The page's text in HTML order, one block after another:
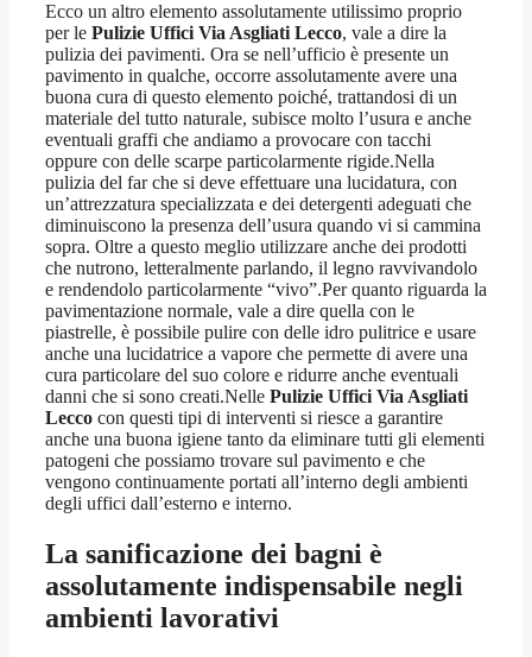
Ecco un altro elemento assolutamente utilissimo proprio
per le Pulizie Uffici Via Asgliati Lecco, vale a dire la
pulizia dei pavimenti. Ora se nell’ufficio è presente un
pavimento in qualche, occorre assolutamente avere una
buona cura di questo elemento poiché, trattandosi di un
materiale del tutto naturale, subisce molto l’usura e anche
eventuali graffi che andiamo a provocare con tacchi
oppure con delle scarpe particolarmente rigide.Nella
pulizia del far che si deve effettuare una lucidatura, con
un’attrezzatura specializzata e dei detergenti adeguati che
diminuiscono la presenza dell’usura quando vi si cammina
sopra. Oltre a questo meglio utilizzare anche dei prodotti
che nutrono, letteralmente parlando, il legno ravvivandolo
e rendendolo particolarmente “vivo”.Per quanto riguarda la
pavimentazione normale, vale a dire quella con le
piastrelle, è possibile pulire con delle idro pulitrice e usare
anche una lucidatrice a vapore che permette di avere una
cura particolare del suo colore e ridurre anche eventuali
danni che si sono creati.Nelle Pulizie Uffici Via Asgliati
Lecco con questi tipi di interventi si riesce a garantire
anche una buona igiene tanto da eliminare tutti gli elementi
patogeni che possiamo trovare sul pavimento e che
vengono continuamente portati all’interno degli ambienti
degli uffici dall’esterno e interno.
La sanificazione dei bagni è
assolutamente indispensabile negli
ambienti lavorativi